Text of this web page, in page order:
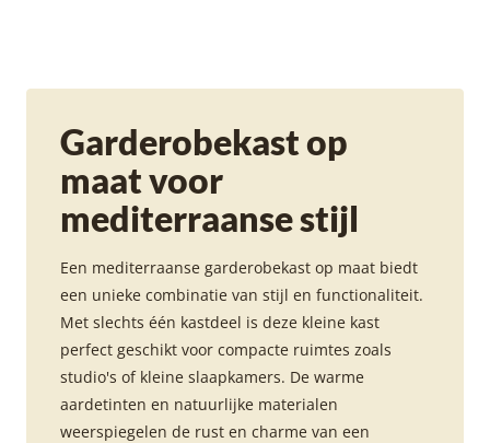
Garderobekast op
maat voor
mediterraanse stijl
Een mediterraanse garderobekast op maat biedt
een unieke combinatie van stijl en functionaliteit.
Met slechts één kastdeel is deze kleine kast
perfect geschikt voor compacte ruimtes zoals
studio's of kleine slaapkamers. De warme
aardetinten en natuurlijke materialen
weerspiegelen de rust en charme van een